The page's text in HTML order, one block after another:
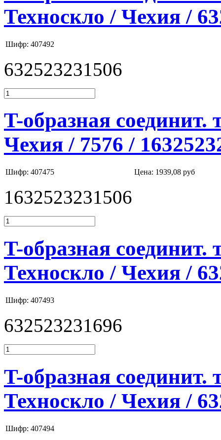
Техноскло / Чехия /
Шифр: 407492
632523231506
T-образная
Чехия / 7576 /
Шифр: 407475 Цена: 1939,08 руб
1632523231506
T-образная
Техноскло / Чехия /
Шифр: 407493
632523231696
T-образная
Техноскло / Чехия /
Шифр: 407494